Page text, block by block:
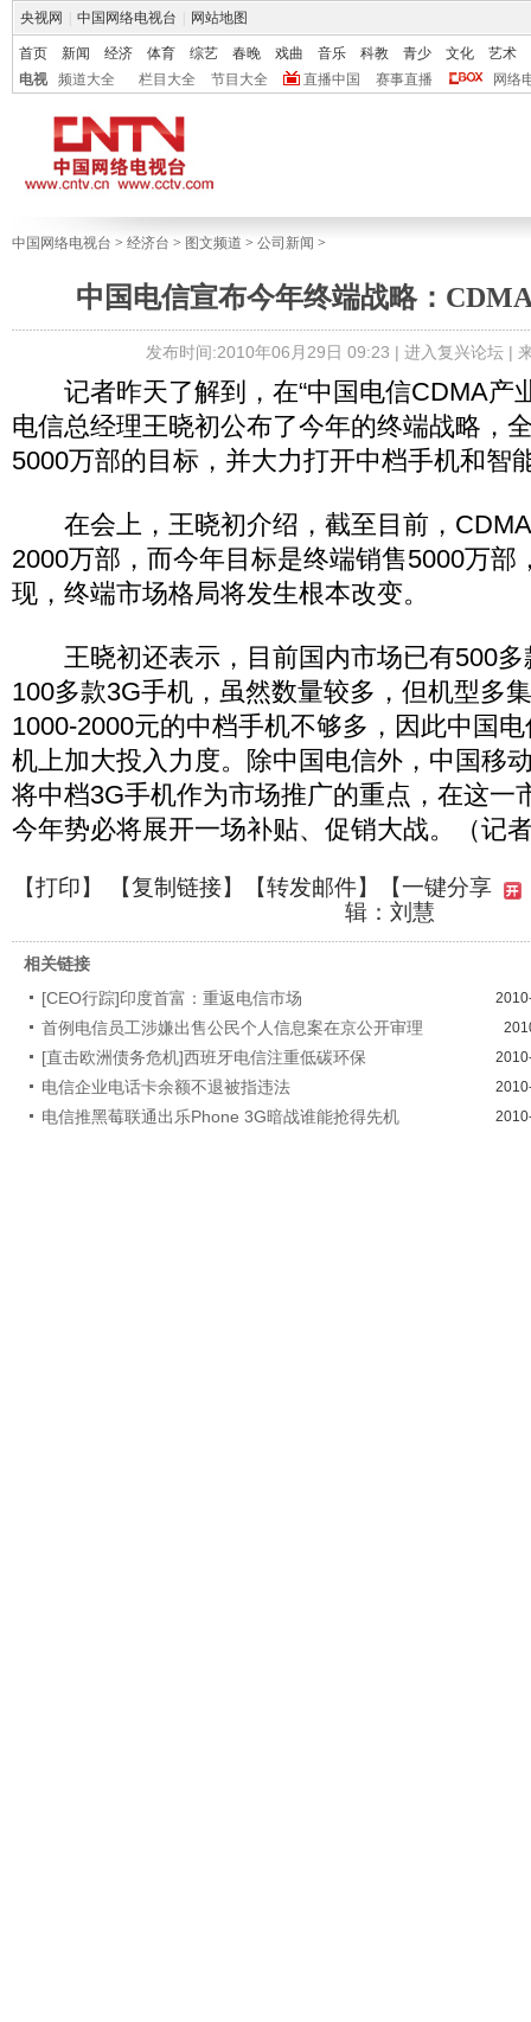
央视网 中国网络电视台 网站地图
首页 新闻 经济 体育 综艺 春晚 戏曲 音乐 科教 青少 文化
艺术
电视
频道大全 栏目大全 节目大全 直播中国 赛事直播 网络
中国网络电视台 > 经济台 > 图文频道 > 公司新闻 >
中国电信宣布今年终端战略：
发布时间:2010年06月29日 09:23 | 进入复兴论坛|
记者昨天了解到，在“中国电信CDMA产
电信总经理王晓初公布了今年的终端战略，
5000万部的目标，并大力打开中档手机和智
在会上，王晓初介绍，截至目前，CDMA
2000万部，而今年目标是终端销售5000万部
现，终端市场格局将发生根本改变。
王晓初还表示，目前国内市场已有500多
100多款3G手机，虽然数量较多，但机型多
1000-2000元的中档手机不够多，因此中国
机上加大投入力度。除中国电信外，中国移
将中档3G手机作为市场推广的重点，在这一
今年势必将展开一场补贴、促销大战。（记
【打印】 【复制链接】【转发邮件】【一键分享
辑：刘慧
相关链接
[CEO行踪]印度首富：重返电信市场
首例电信员工涉嫌出售公民个人信息案在京公开审理
[直击欧洲债务危机]西班牙电信注重低碳环保
电信企业电话卡余额不退被指违法
电信推黑莓联通出乐Phone 3G暗战谁能抢得先机